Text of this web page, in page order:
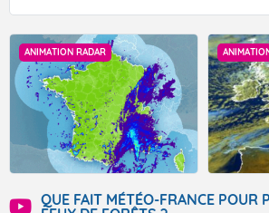
ANIMATION RADAR
QUE FAIT MÉTÉO-FRANCE POUR